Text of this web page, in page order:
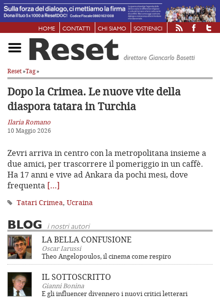
HOME CONTATTI CHI SIAMO SOSTIENICI
Reset»Tag»
Dopo la Crimea. Le nuove vite della
diaspora tatara in Turchia
Ilaria Romano
10 Maggio 2026
Zevri arriva in centro con la metropolitana insieme a
due amici, per trascorrere il pomeriggio in un caffè.
Ha 17 anni e vive ad Ankara da pochi mesi, dove
frequenta […]
Tatari Crimea, Ucraina
BLOG i nostri autori
LA BELLA CONFUSIONE
Oscar Iarussi
Theo Angelopoulos, il cinema come respiro
IL SOTTOSCRITTO
Gianni Bonina
E gli influencer divennero i nuovi critici letterari